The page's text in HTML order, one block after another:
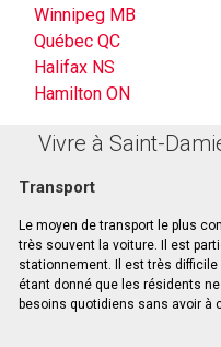
Winnipeg MB
Québec QC
Halifax NS
Hamilton ON
Vivre à Saint-
Transport
Le moyen de transport le plus
très souvent la voiture. Il est
stationnement. Il est très
étant donné que les résidents
besoins quotidiens sans avoir à